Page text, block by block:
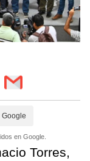
en Google.
Torres,